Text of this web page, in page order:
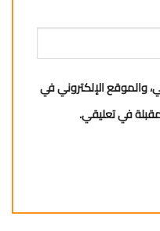
والموقع الإلكتروني في
في تعليقي.